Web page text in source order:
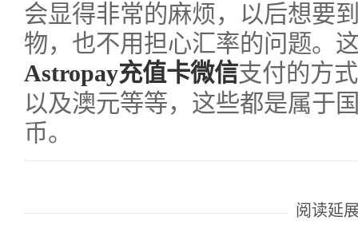
会显得非常的麻烦，以后想要
物，也不用担心汇率的问题。
Astropay充值卡微信支付的方
以及澳元等等，这些都是属于
币。
阅读延